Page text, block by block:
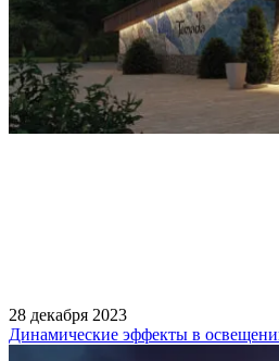
28 декабря 2023
Динамические эффекты в